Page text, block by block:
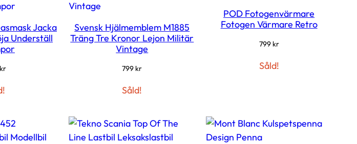
Jacka
Underställ
kr
Svensk Hjälmemblem M1885
Träng Tre Kronor Lejon Militär
Vintage
799 kr
Såld!
POD Fotogenvärmare
Fotogen Värmare Retro
799 kr
Såld!